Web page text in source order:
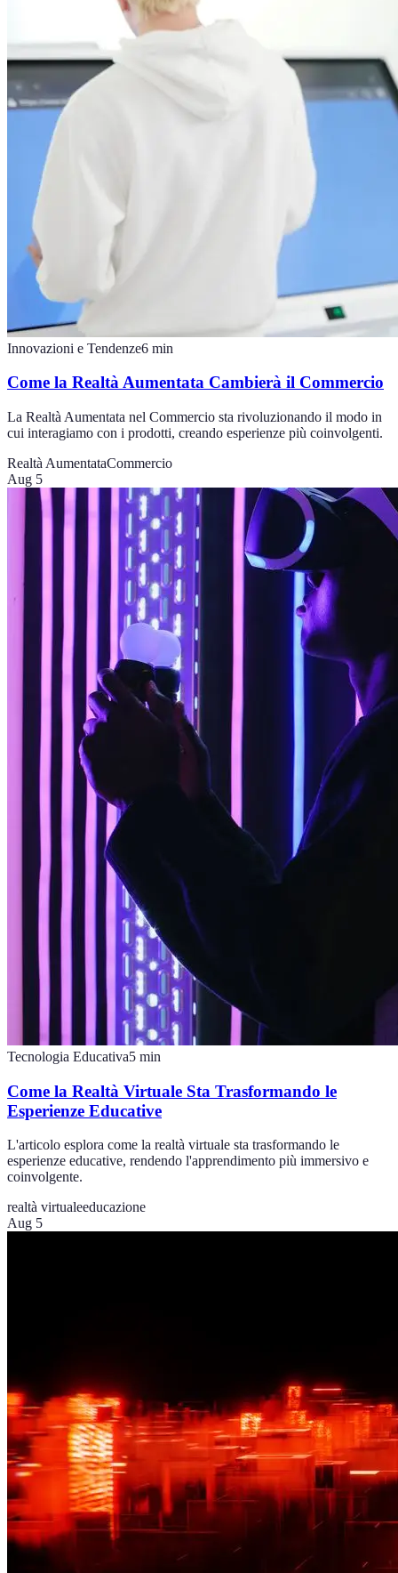
Innovazioni e Tendenze6 min
Come la Realtà Aumentata Cambierà il Commercio
La Realtà Aumentata nel Commercio sta rivoluzionando il modo in
cui interagiamo con i prodotti, creando esperienze più coinvolgenti.
Realtà AumentataCommercio
Aug 5
Tecnologia Educativa5 min
Come la Realtà Virtuale Sta Trasformando le
Esperienze Educative
L'articolo esplora come la realtà virtuale sta trasformando le
esperienze educative, rendendo l'apprendimento più immersivo e
coinvolgente.
realtà virtualeeducazione
Aug 5